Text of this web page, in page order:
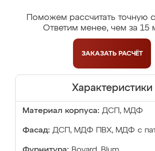
Поможем рассчитать точную
Ответим менее, чем за 15
ЗАКАЗАТЬ РАСЧЁТ
Характеристики
Материал корпуса: ДСП, МДФ
Фасад: ДСП, МДФ ПВХ, МДФ с